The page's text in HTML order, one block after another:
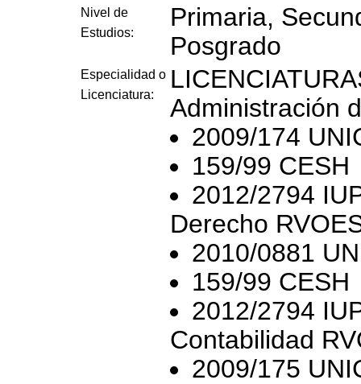
Nivel de
Estudios:
Primaria,
Posgrado
Especialidad o
Licenciatura:
Administración
2009/174
159/99 CESH
2012/2794
Derecho
2010/0881
159/99 CESH
2012/2794
Contabilidad
2009/175